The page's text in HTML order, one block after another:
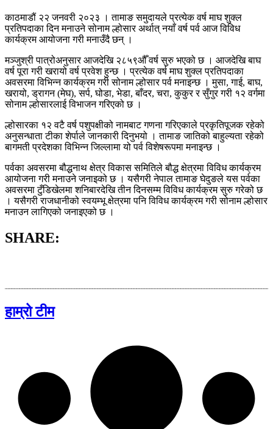
काठमाडौं २२ जनवरी २०२३ । तामाङ समुदायले प्रत्येक वर्ष माघ शुक्ल
प्रतिपदाका दिन मनाउने सोनाम ल्होसार अर्थात् नयाँ वर्ष पर्व आज विविध
कार्यक्रम आयोजना गरी मनाउँदै छन् ।
मञ्जुश्री पात्रोअनुसार आजदेखि २८५९औँ वर्ष सुरु भएको छ । आजदेखि बाघ
वर्ष पूरा गरी खरायो वर्ष प्रवेश हुन्छ । प्रत्येक वर्ष माघ शुक्ल प्रतिपदाका
अवसरमा विभिन्न कार्यक्रम गरी सोनाम ल्होसार पर्व मनाइन्छ । मुसा, गाई, बाघ,
खरायो, ड्रागन (मेघ), सर्प, घोडा, भेडा, बाँदर, चरा, कुकुर र सुँगुर गरी १२ वर्गमा
सोनाम ल्होसारलाई विभाजन गरिएको छ ।
ल्होसारका १२ वटै वर्ष पशुपक्षीको नामबाट गणना गरिएकाले प्रकृतिपूजक रहेको
अनुसन्धाता टीका शेर्पाले जानकारी दिनुभयो । तामाङ जातिको बाहुल्यता रहेको
बागमती प्रदेशका विभिन्न जिल्लामा यो पर्व विशेषरूपमा मनाइन्छ ।
पर्वका अवसरमा बौद्धनाथ क्षेत्र विकास समितिले बौद्ध क्षेत्रमा विविध कार्यक्रम
आयोजना गरी मनाउने जनाइको छ । यसैगरी नेपाल तामाङ घेदुङले यस पर्वका
अवसरमा टुँडिखेलमा शनिबारदेखि तीन दिनसम्म विविध कार्यक्रम सुरु गरेको छ
। यसैगरी राजधानीको स्वयम्भू क्षेत्रमा पनि विविध कार्यक्रम गरी सोनाम ल्होसार
मनाउन लागिएको जनाइएको छ ।
SHARE:
हाम्रो टीम